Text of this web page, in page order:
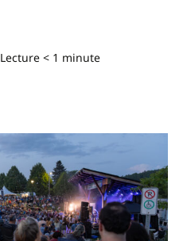
Lecture < 1 minute